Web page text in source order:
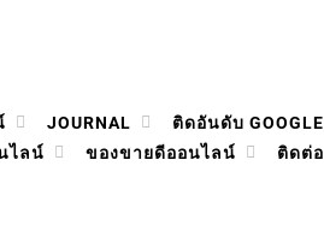
JOURNAL
ติดอันดับ GOOGLE
ไลน์ ของขายดีออนไลน์ ติดต่อ